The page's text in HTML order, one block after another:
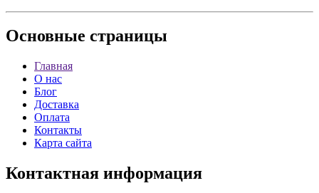
Основные страницы
Главная
О нас
Блог
Доставка
Оплата
Контакты
Карта сайта
Контактная информация